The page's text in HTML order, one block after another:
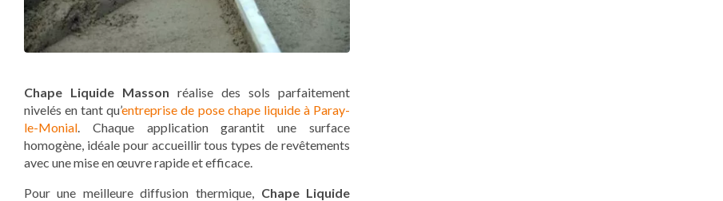
Chape Liquide Masson réalise des sols parfaitement
nivelés en tant qu’entreprise de pose chape liquide à Paray-
le-Monial . Chaque application garantit une surface
homogène, idéale pour accueillir tous types de revêtements
avec une mise en œuvre rapide et efficace.
Pour une meilleure diffusion thermique, Chape Liquide